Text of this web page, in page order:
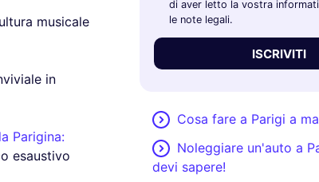
musicale
in
Parigina:
esaustivo
di aver letto la vostra
le note legali.
ISCRIVITI
Cosa fare a Parigi a
Noleggiare un'auto a
devi sapere!